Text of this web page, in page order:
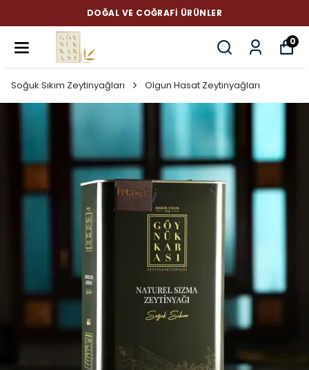
DOĞAL VE COĞRAFI ÜRÜNLER
0
Soğuk Sıkım Zeytinyağları Olgun Hasat Zeytinyağları